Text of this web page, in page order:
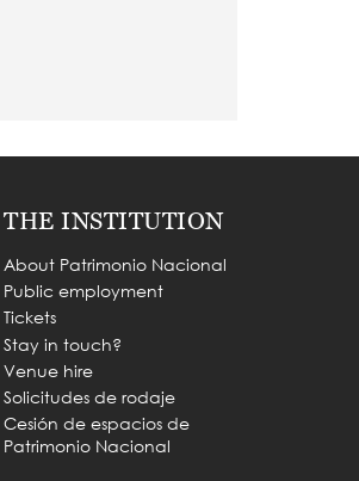
THE INSTITUTION
About Patrimonio Nacional
Public employment
Tickets
Stay in touch?
Venue hire
Solicitudes de rodaje
Cesión de espacios de
Patrimonio Nacional